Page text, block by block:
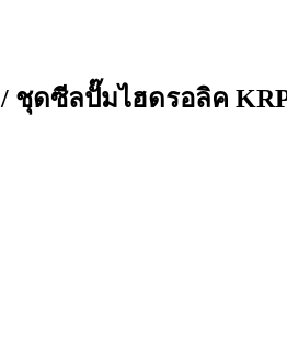
/ ชุดซีลปั๊มไฮดรอลิค